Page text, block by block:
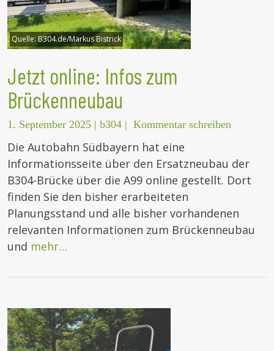
Quelle: B304.de/Markus Bistrick
Jetzt online: Infos zum
Brückenneubau
1. September 2025 | b304 | Kommentar schreiben
Die Autobahn Südbayern hat eine
Informationsseite über den Ersatzneubau der
B304-Brücke über die A99 online gestellt. Dort
finden Sie den bisher erarbeiteten
Planungsstand und alle bisher vorhandenen
relevanten Informationen zum Brückenneubau
und mehr…